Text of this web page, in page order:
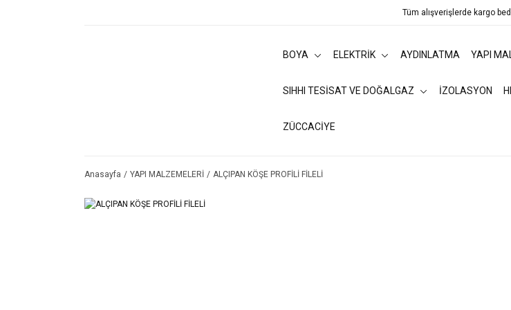
Tüm alışverişlerde kargo
BOYA ELEKTRİK AYDINLATMA YAPI
SIHHI TESİSAT VE DOĞALGAZ İZOLASYON
ZÜCCACİYE
Anasayfa YAPI MALZEMELERİ ALÇIPAN KÖŞE PROFİLİ FİLELİ